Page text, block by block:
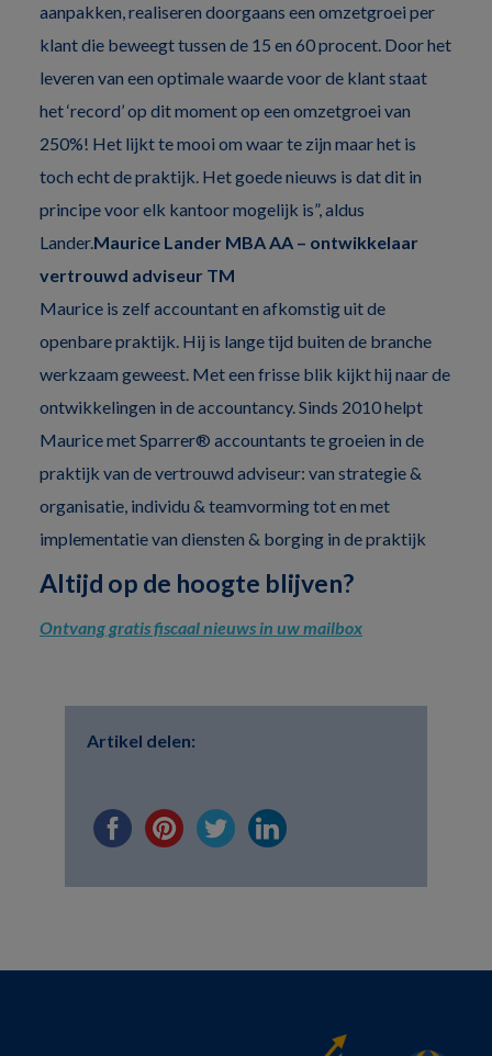
aanpakken, realiseren doorgaans een omzetgroei per
klant die beweegt tussen de 15 en 60 procent. Door het
leveren van een optimale waarde voor de klant staat
het ‘record’ op dit moment op een omzetgroei van
250%! Het lijkt te mooi om waar te zijn maar het is
toch echt de praktijk. Het goede nieuws is dat dit in
principe voor elk kantoor mogelijk is”, aldus
Lander.Maurice Lander MBA AA – ontwikkelaar
vertrouwd adviseur TM
Maurice is zelf accountant en afkomstig uit de
openbare praktijk. Hij is lange tijd buiten de branche
werkzaam geweest. Met een frisse blik kijkt hij naar de
ontwikkelingen in de accountancy. Sinds 2010 helpt
Maurice met Sparrer® accountants te groeien in de
praktijk van de vertrouwd adviseur: van strategie &
organisatie, individu & teamvorming tot en met
implementatie van diensten & borging in de praktijk
Altijd op de hoogte blijven?
Ontvang gratis fiscaal nieuws in uw mailbox
Artikel delen: